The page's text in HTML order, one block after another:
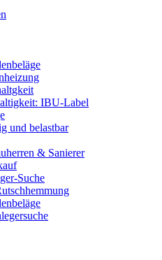
IBU-Label
und belastbar
& Sanierer
Suche